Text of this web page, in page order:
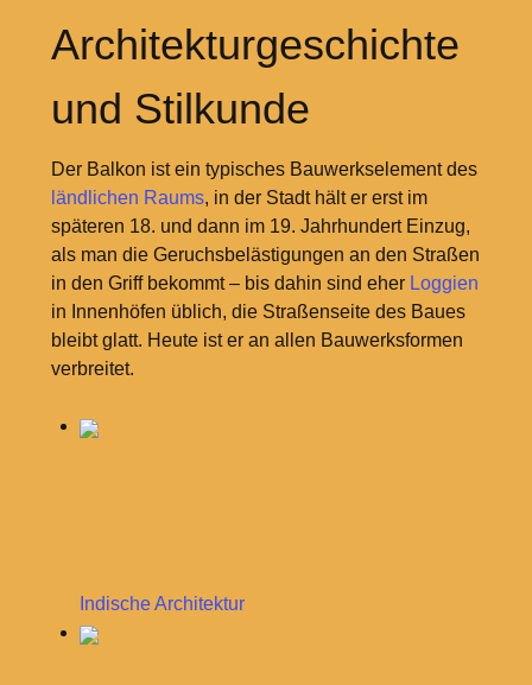
Architekturgeschichte
und Stilkunde
Der Balkon ist ein typisches Bauwerkselement des
ländlichen Raums, in der Stadt hält er erst im
späteren 18. und dann im 19. Jahrhundert Einzug,
als man die Geruchsbelästigungen an den Straßen
in den Griff bekommt – bis dahin sind eher Loggien
in Innenhöfen üblich, die Straßenseite des Baues
bleibt glatt. Heute ist er an allen Bauwerksformen
verbreitet.
Indische Architektur